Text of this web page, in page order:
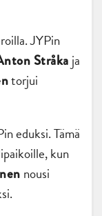
JYPin
Stråka ja
torjui
eduksi. Tämä
kun
nousi